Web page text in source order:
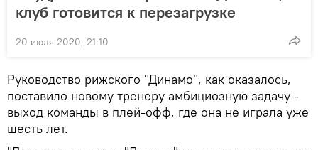
клуб готовится к перезагрузке
20 июля 2020, 21:10
Руководство рижского "Динамо", как оказалось,
поставило новому тренеру амбициозную задачу -
выход команды в плей-офф, где она не играла уже
шесть лет.